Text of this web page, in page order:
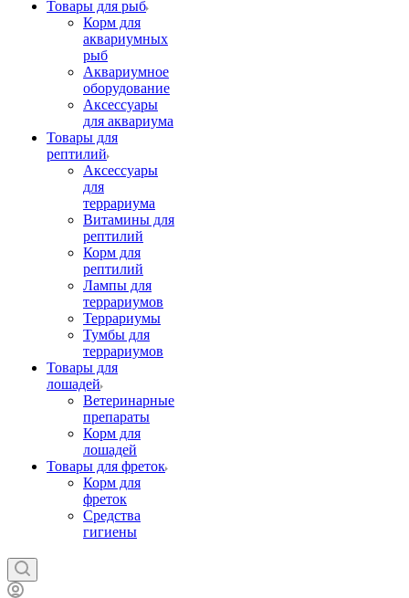
Товары для рыб
Корм для
аквариумных
рыб
Аквариумное
оборудование
Аксессуары
для аквариума
Товары для
рептилий
Аксессуары
для
террариума
Витамины для
рептилий
Корм для
рептилий
Лампы для
террариумов
Террариумы
Тумбы для
террариумов
Товары для
лошадей
Ветеринарные
препараты
Корм для
лошадей
Товары для фреток
Корм для
фреток
Средства
гигиены